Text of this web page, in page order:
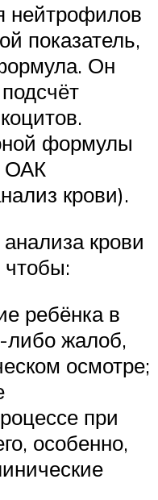
нейтрофилов
показатель,
Он
формулы
ОАК
крови).
крови
чтобы:
ребёнка в
либо жалоб,
осмотре;
при
особенно,